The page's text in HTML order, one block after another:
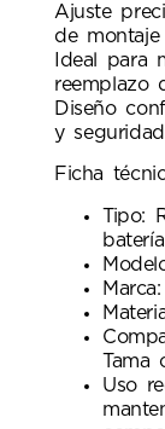
Ajuste
de montaje
Ideal para
reemplazo
Diseño
y
Ficha
Tipo:
batería
Tama
Uso